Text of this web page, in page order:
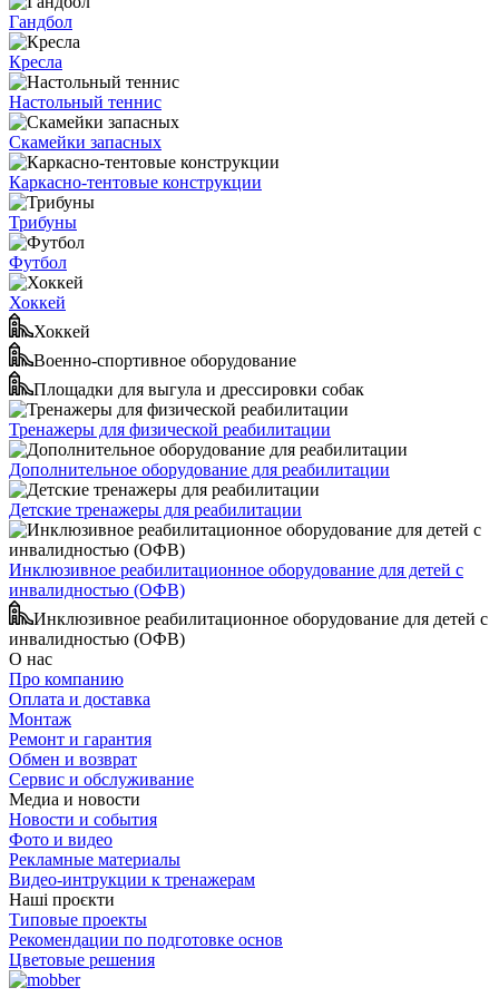
Гандбол
Кресла
Настольный теннис
Скамейки запасных
Каркасно-тентовые конструкции
Трибуны
Футбол
Хоккей
Хоккей
Военно-спортивное оборудование
Площадки для выгула и дрессировки собак
Тренажеры для физической реабилитации
Дополнительное оборудование для реабилитации
Детские тренажеры для реабилитации
Инклюзивное реабилитационное оборудование для детей с
инвалидностью (ОФВ)
Инклюзивное реабилитационное оборудование для детей с
инвалидностью (ОФВ)
О нас
Про компанию
Оплата и доставка
Монтаж
Ремонт и гарантия
Обмен и возврат
Сервис и обслуживание
Медиа и новости
Новости и события
Фото и видео
Рекламные материалы
Видео-интрукции к тренажерам
Наші проєкти
Типовые проекты
Рекомендации по подготовке основ
Цветовые решения